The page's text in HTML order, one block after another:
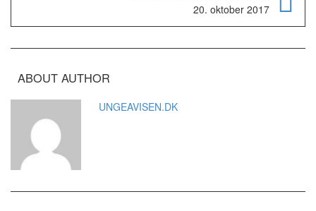
20. oktober 2017
ABOUT AUTHOR
UNGEAVISEN.DK